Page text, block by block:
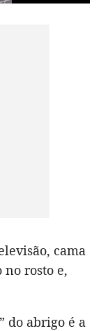
cama
rosto e,
do abrigo é a